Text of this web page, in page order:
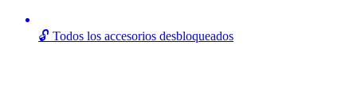
🔓 Todos los accesorios desbloqueados